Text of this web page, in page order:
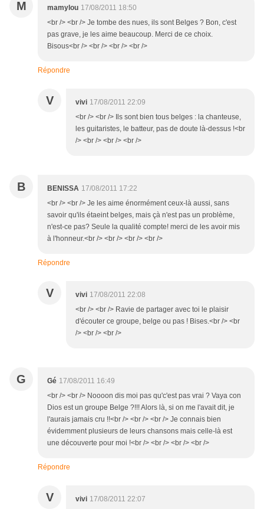
M mamylou 17/08/2011 18:50
<br /> <br /> Je tombe des nues, ils sont Belges ? Bon, c'est
pas grave, je les aime beaucoup. Merci de ce choix.
Bisous<br /> <br /> <br /> <br />
Répondre
V vivi 17/08/2011 22:09
<br /> <br /> Ils sont bien tous belges : la chanteuse,
les guitaristes, le batteur, pas de doute là-dessus !<br
/> <br /> <br /> <br />
B BENISSA 17/08/2011 17:22
<br /> <br /> Je les aime énormément ceux-là aussi, sans
savoir qu'ils étaeint belges, mais çà n'est pas un problème,
n'est-ce pas? Seule la qualité compte! merci de les avoir mis
à l'honneur.<br /> <br /> <br /> <br />
Répondre
V vivi 17/08/2011 22:08
<br /> <br /> Ravie de partager avec toi le plaisir
d'écouter ce groupe, belge ou pas ! Bises.<br /> <br
/> <br /> <br />
G Gé 17/08/2011 16:49
<br /> <br /> Noooon dis moi pas qu'c'est pas vrai ? Vaya con
Dios est un groupe Belge ?!!! Alors là, si on me l'avait dit, je
l'aurais jamais cru !!<br /> <br /> <br /> Je connais bien
évidemment plusieurs de leurs chansons mais celle-là est
une découverte pour moi !<br /> <br /> <br /> <br />
Répondre
V vivi 17/08/2011 22:07